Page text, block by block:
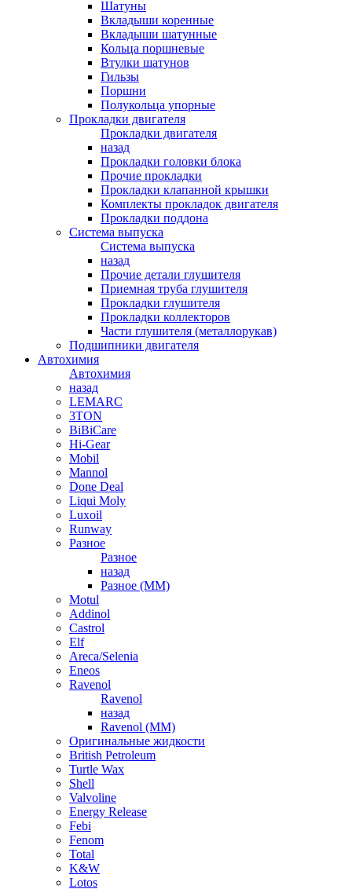
Шатуны
Вкладыши коренные
Вкладыши шатунные
Кольца поршневые
Втулки шатунов
Гильзы
Поршни
Полукольца упорные
Прокладки двигателя
Прокладки двигателя
назад
Прокладки головки блока
Прочие прокладки
Прокладки клапанной крышки
Комплекты прокладок двигателя
Прокладки поддона
Система выпуска
Система выпуска
назад
Прочие детали глушителя
Приемная труба глушителя
Прокладки глушителя
Прокладки коллекторов
Части глушителя (металлорукав)
Подшипники двигателя
Автохимия
Автохимия
назад
LEMARC
3TON
BiBiCare
Hi-Gear
Mobil
Mannol
Done Deal
Liqui Moly
Luxoil
Runway
Разное
Разное
назад
Разное (ММ)
Motul
Addinol
Castrol
Elf
Areca/Selenia
Eneos
Ravenol
Ravenol
назад
Ravenol (ММ)
Оригинальные жидкости
British Petroleum
Turtle Wax
Shell
Valvoline
Energy Release
Febi
Fenom
Total
K&W
Lotos